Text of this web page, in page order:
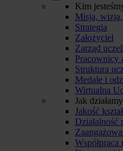
Kim
Misja,
Strategia
Założyciel
Zarząd
Pracownicy
Struktura
Medale i
Wirtualna
Jak działamy
Jakość
Działalność